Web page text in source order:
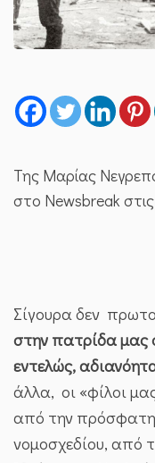
Της Μαρίας
στο Newsbreak
Σίγουρα δεν
στην πατρίδα μας
εντελώς,
άλλα, οι «φίλοι
από την πρόσφατη
νομοσχεδίου, από